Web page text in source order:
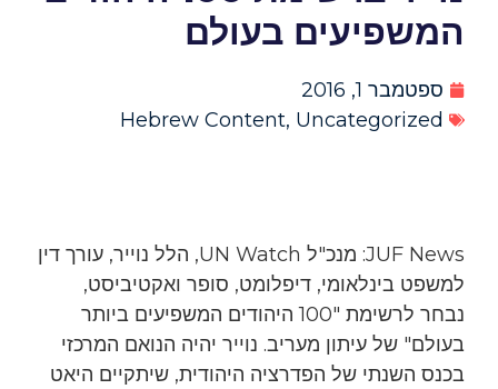
המשפיעים בעולם
ספטמבר 1, 2016
Hebrew Content, Uncategorized
JUF News: מנכ"ל UN Watch, הלל נוייר, עורך דין
למשפט בינלאומי, דיפלומט, סופר ואקטיביסט,
נבחר לרשימת "100 היהודים המשפיעים ביותר
בעולם" של עיתון מעריב. נוייר יהיה הנואם המרכזי
בכנס השנתי של הפדרציה היהודית, שיתקיים היאט